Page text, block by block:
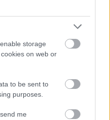
storage
on web or
to be sent to
purposes.
me
között fél úton
vonalat.